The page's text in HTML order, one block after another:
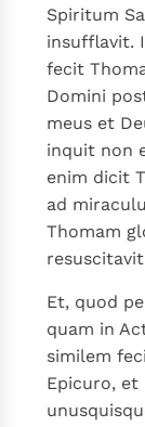
Spiritum
insufflavit.
fecit
Domini
meus et
inquit non
enim dicit
ad
Thomam
Et, quod
quam in
similem
Epicuro, et